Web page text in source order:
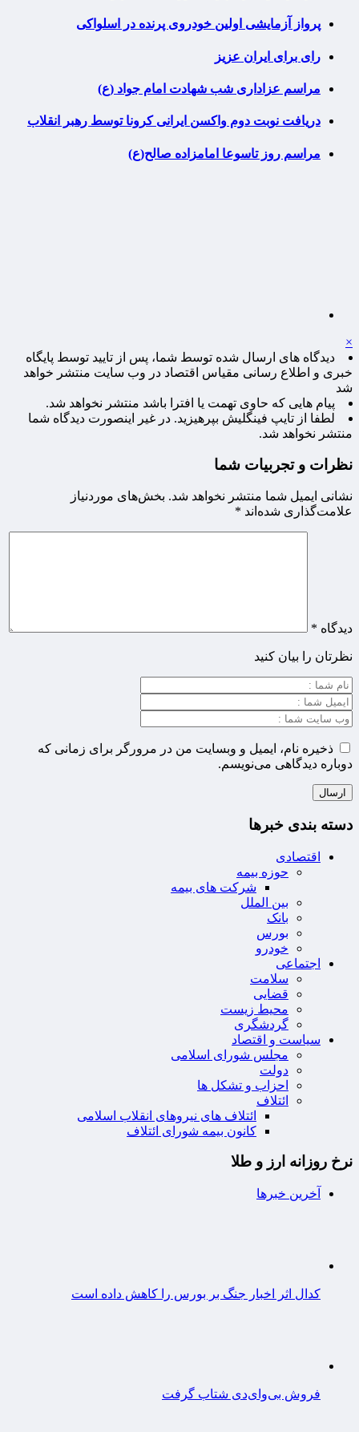
پرواز آزمایشی اولین خودروی پرنده در اسلواکی
رای برای ایران عزیز
مراسم عزاداری شب شهادت امام جواد (ع)
دریافت نوبت دوم واکسن ایرانی کرونا توسط رهبر انقلاب
مراسم روز تاسوعا امامزاده صالح(ع)
×
دیدگاه های ارسال شده توسط شما، پس از تایید توسط پایگاه
خبری و اطلاع رسانی مقیاس اقتصاد در وب سایت منتشر خواهد
شد
پیام هایی که حاوی تهمت یا افترا باشد منتشر نخواهد شد.
لطفا از تایپ فینگلیش بپرهیزید. در غیر اینصورت دیدگاه شما
منتشر نخواهد شد.
نظرات و تجربیات شما
نشانی ایمیل شما منتشر نخواهد شد. بخش‌های موردنیاز
علامت‌گذاری شده‌اند *
دیدگاه *
نظرتان را بیان کنید
ذخیره نام، ایمیل و وبسایت من در مرورگر برای زمانی که
دوباره دیدگاهی می‌نویسم.
دسته بندی خبرها
اقتصادی
حوزه بیمه
شرکت های بیمه
بین الملل
بانک
بورس
خودرو
اجتماعی
سلامت
قضایی
محیط زیست
گردشگری
سیاست و اقتصاد
مجلس شورای اسلامی
دولت
احزاب و تشکل ها
ائتلاف
ائتلاف های نیروهای انقلاب اسلامی
کانون بیمه شورای ائتلاف
نرخ روزانه ارز و طلا
آخرین خبرها
کدال اثر اخبار جنگ بر بورس را کاهش داده است
فروش بی‌وای‌دی شتاب گرفت